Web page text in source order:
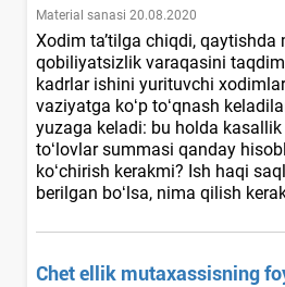
Material sanasi 20.08.2020
Xodim ta’tilga chiqdi, qaytishda
qobiliyatsizlik varaqasini
kadrlar ishini yurituvchi
vaziyatga koʻp toʻqnash
yuzaga keladi: bu holda kasallik
toʻlovlar summasi qanday
koʻchirish kerakmi? Ish haqi
berilgan boʻlsa, nima qilish
Chet ellik mutaхassisning